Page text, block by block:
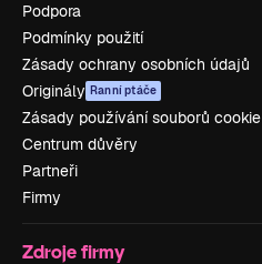
Podpora
Podmínky použití
Zásady ochrany osobních údajů
Originály Ranní ptáče
Zásady používání souborů cookie
Centrum důvěry
Partneři
Firmy
Zdroje firmy